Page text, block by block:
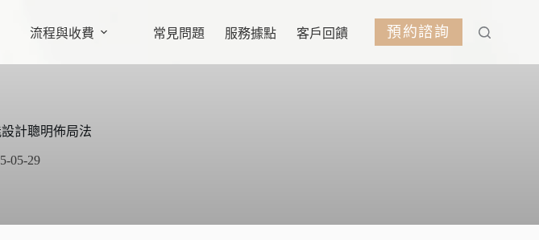
流程與收費 常見問題 服務據點 客戶回饋 預約諮詢
計聰明佈局法
05-29